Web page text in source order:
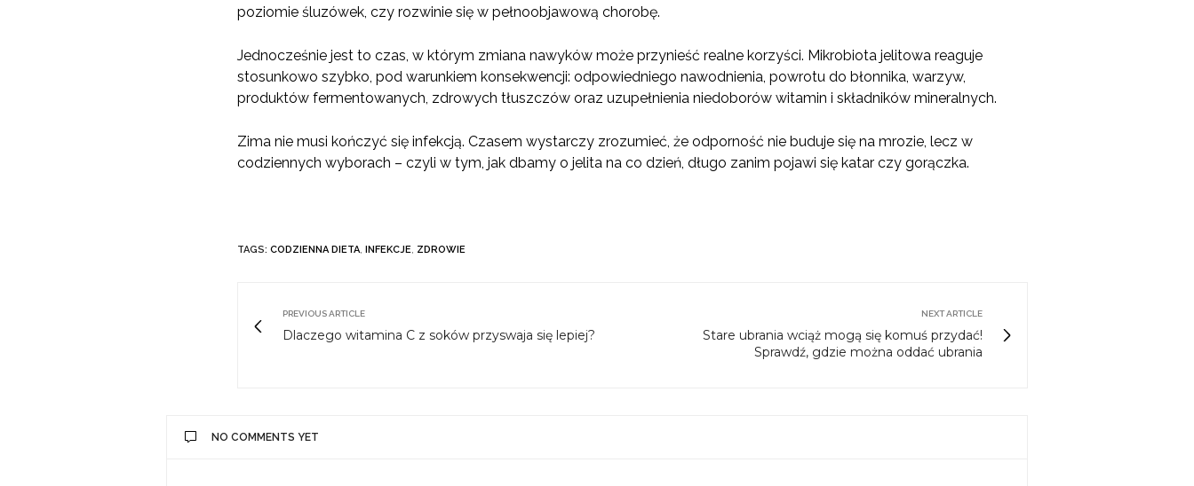
poziomie śluzówek, czy rozwinie się w pełnoobjawową chorobę.
Jednocześnie jest to czas, w którym zmiana nawyków może przynieść realne korzyści. Mikrobiota jelitowa reaguje
stosunkowo szybko, pod warunkiem konsekwencji: odpowiedniego nawodnienia, powrotu do błonnika, warzyw,
produktów fermentowanych, zdrowych tłuszczów oraz uzupełnienia niedoborów witamin i składników mineralnych.
Zima nie musi kończyć się infekcją. Czasem wystarczy zrozumieć, że odporność nie buduje się na mrozie, lecz w
codziennych wyborach – czyli w tym, jak dbamy o jelita na co dzień, długo zanim pojawi się katar czy gorączka.
TAGS: CODZIENNA DIETA, INFEKCJE, ZDROWIE
PREVIOUS ARTICLE
Dlaczego witamina C z soków przyswaja się lepiej?
NEXT ARTICLE
Stare ubrania wciąż mogą się komuś przydać!
Sprawdź, gdzie można oddać ubrania
NO COMMENTS YET